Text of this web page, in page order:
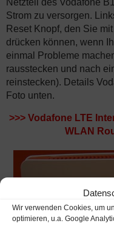
Wir verwenden Cookies, um
optimieren, u.a. Google
Netzteil des Vodafone
Strom zu versorgen.
Reset Knopf, den Sie
drücken können, wenn
einmal Probleme
rausstecken und nach
reinstecken). Details
Foto unten.
>>> Vodafone LTE
WLAN